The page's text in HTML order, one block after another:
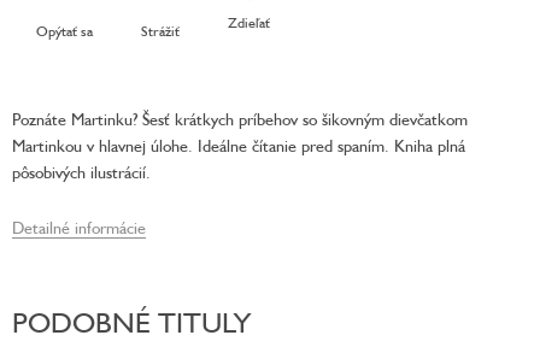
Opýtať sa Strážiť Zdieľať
Poznáte Martinku? Šesť krátkych príbehov so šikovným dievčatkom
Martinkou v hlavnej úlohe. Ideálne čítanie pred spaním. Kniha plná
pôsobivých ilustrácií.
Detailné informácie
PODOBNÉ TITULY